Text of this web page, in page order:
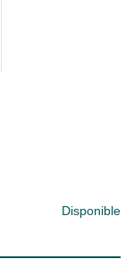
Disponible